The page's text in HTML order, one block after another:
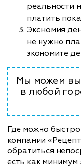
реальности
платить
Экономия
не нужно
экономите
Мы можем
в любой
Где можно
компании
обратиться
есть как минимум